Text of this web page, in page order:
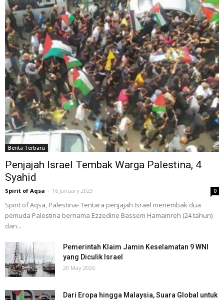
Berita Terbaru
Penjajah Israel Tembak Warga Palestina, 4
Syahid
Spirit of Aqsa - 16 January 2023 0
Spirit of Aqsa, Palestina- Tentara penjajah Israel menembak dua
pemuda Palestina bernama Ezzedine Bassem Hamamreh (24 tahun)
dan...
Pemerintah Klaim Jamin Keselamatan 9 WNI
yang Diculik Israel
20 May 2026
Dari Eropa hingga Malaysia, Suara Global untuk